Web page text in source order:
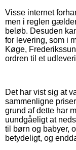
Visse internet
men i reglen
beløb. Desuden
for levering, som i
Køge,
ordren til et
Det har vist sig at
sammenligne
grund af dette har
uundgåeligt at
til børn og babyer,
betydeligt, og